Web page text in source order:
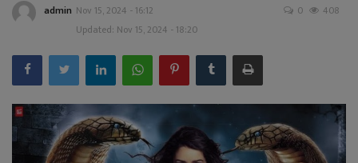
देश
अपराध
विदेश
admin Nov 15, 2024 - 16:12
Updated: Nov 15, 2024 - 18:20
0 408